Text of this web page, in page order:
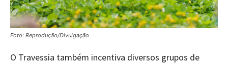
Foto: Reprodução/Divulgação
O Travessia também incentiva diversos grupos de